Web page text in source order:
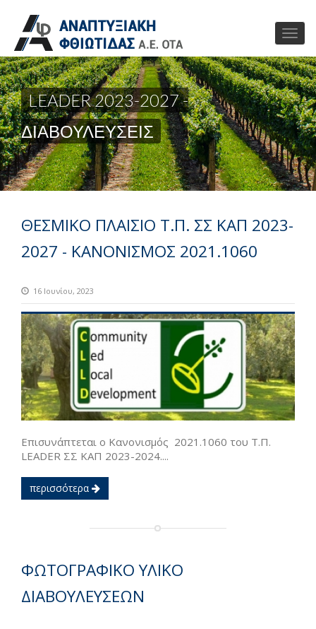
LEADER 2023-2027 -
ΔΙΑΒΟΥΛΕΥΣΕΙΣ
ΘΕΣΜΙΚΟ ΠΛΑΙΣΙΟ Τ.Π. ΣΣ ΚΑΠ 2023-
2027 - ΚΑΝΟΝΙΣΜΟΣ 2021.1060
16 Ιουνίου, 2023
Επισυνάπτεται ο Κανονισμός 2021.1060 του Τ.Π.
LEADER ΣΣ ΚΑΠ 2023-2024....
περισσότερα
ΦΩΤΟΓΡΑΦΙΚΟ ΥΛΙΚΟ
ΔΙΑΒΟΥΛΕΥΣΕΩΝ